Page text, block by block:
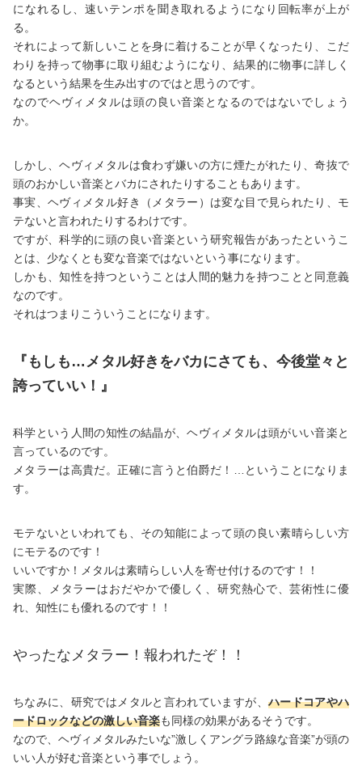
になれるし、速いテンポを聞き取れるようになり回転率が上が
る。
それによって新しいことを身に着けることが早くなったり、こだ
わりを持って物事に取り組むようになり、結果的に物事に詳しく
なるという結果を生み出すのではと思うのです。
なのでヘヴィメタルは頭の良い音楽となるのではないでしょう
か。
しかし、ヘヴィメタルは食わず嫌いの方に煙たがれたり、奇抜で
頭のおかしい音楽とバカにされたりすることもあります。
事実、ヘヴィメタル好き（メタラー）は変な目で見られたり、モ
テないと言われたりするわけです。
ですが、科学的に頭の良い音楽という研究報告があったというこ
とは、少なくとも変な音楽ではないという事になります。
しかも、知性を持つということは人間的魅力を持つことと同意義
なのです。
それはつまりこういうことになります。
『もしも…メタル好きをバカにさても、今後堂々と
誇っていい！』
科学という人間の知性の結晶が、ヘヴィメタルは頭がいい音楽と
言っているのです。
メタラーは高貴だ。正確に言うと伯爵だ！…ということになりま
す。
モテないといわれても、その知能によって頭の良い素晴らしい方
にモテるのです！
いいですか！メタルは素晴らしい人を寄せ付けるのです！！
実際、メタラーはおだやかで優しく、研究熱心で、芸術性に優
れ、知性にも優れるのです！！
やったなメタラー！報われたぞ！！
ちなみに、研究ではメタルと言われていますが、ハードコアやハ
ードロックなどの激しい音楽も同様の効果があるそうです。
なので、ヘヴィメタルみたいな”激しくアングラ路線な音楽”が頭の
いい人が好む音楽という事でしょう。